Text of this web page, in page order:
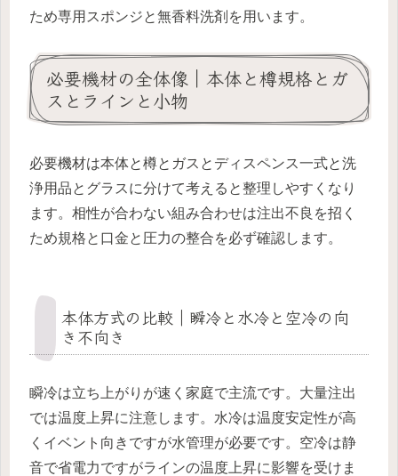
ため専用スポンジと無香料洗剤を用います。
必要機材の全体像｜本体と樽規格とガ
スとラインと小物
必要機材は本体と樽とガスとディスペンス一式と洗
浄用品とグラスに分けて考えると整理しやすくなり
ます。相性が合わない組み合わせは注出不良を招く
ため規格と口金と圧力の整合を必ず確認します。
本体方式の比較｜瞬冷と水冷と空冷の向
き不向き
瞬冷は立ち上がりが速く家庭で主流です。大量注出
では温度上昇に注意します。水冷は温度安定性が高
くイベント向きですが水管理が必要です。空冷は静
音で省電力ですがラインの温度上昇に影響を受けま